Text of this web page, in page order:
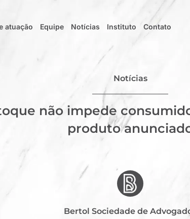
atuação Equipe Notícias Instituto Contato
Notícias
não impede
produto
Bertol Sociedade de